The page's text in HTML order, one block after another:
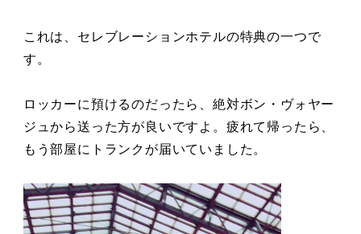
これは、セレブレーションホテルの特典の一つで
す。
ロッカーに預けるのだったら、絶対ボン・ヴォヤー
ジュから送った方が良いですよ。疲れて帰ったら、
もう部屋にトランクが届いていました。